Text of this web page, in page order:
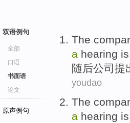
双语例句
全部
口语
书面语
论文
原声例句
The
a hearing
随后公司 提
youdao
The
a hearing